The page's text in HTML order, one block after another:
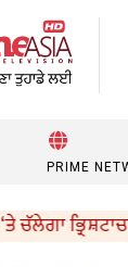
PRIME
ਭ੍ਰਿਸ਼ਟਾਚਾਰ